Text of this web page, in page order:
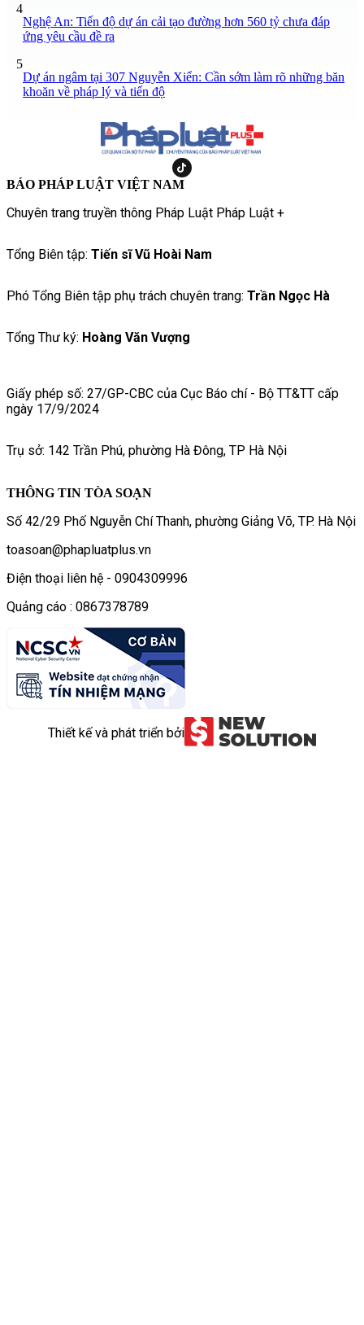
4
Nghệ An: Tiến độ dự án cải tạo đường hơn 560 tỷ chưa đáp
ứng yêu cầu đề ra
5
Dự án ngâm tại 307 Nguyễn Xiển: Cần sớm làm rõ những băn
khoăn về pháp lý và tiến độ
BÁO PHÁP LUẬT VIỆT NAM
Chuyên trang truyền thông Pháp Luật Pháp Luật +
Tổng Biên tập: Tiến sĩ Vũ Hoài Nam
Phó Tổng Biên tập phụ trách chuyên trang: Trần Ngọc Hà
Tổng Thư ký: Hoàng Văn Vượng
Giấy phép số: 27/GP-CBC của Cục Báo chí - Bộ TT&TT cấp
ngày 17/9/2024
Trụ sở: 142 Trần Phú, phường Hà Đông, TP Hà Nội
THÔNG TIN TÒA SOẠN
Số 42/29 Phố Nguyễn Chí Thanh, phường Giảng Võ, TP. Hà Nội
toasoan@phapluatplus.vn
Điện thoại liên hệ - 0904309996
Quảng cáo : 0867378789
Thiết kế và phát triển bởi